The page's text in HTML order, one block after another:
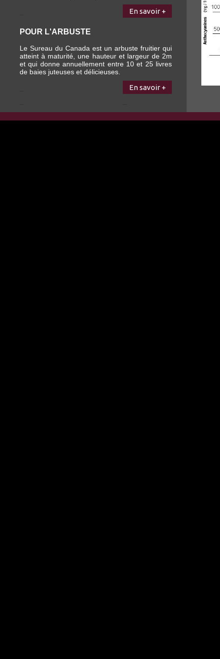
En savoir +
POUR L'ARBUSTE
Le Sureau du Canada est un arbuste fruitier qui
atteint à maturité, une hauteur et largeur de 2m
et qui donne annuellement entre 10 et 25 livres
de baies juteuses et délicieuses.
En savoir +